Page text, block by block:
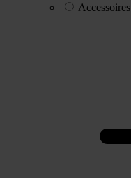
Accessoires